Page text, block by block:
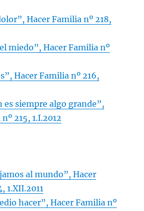
Hacer Familia nº 218,
miedo”, Hacer Familia nº
Hacer Familia nº 216,
es siempre algo grande”,
215, 1.I.2012
al mundo”, Hacer
1.XII.2011
hacer”, Hacer Familia nº